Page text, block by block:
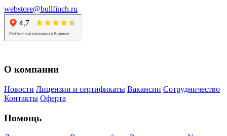
webstore@bullfinch.ru
О компании
Новости Лицензии и сертификаты Вакансии Сотрудничество
Контакты Оферта
Помощь